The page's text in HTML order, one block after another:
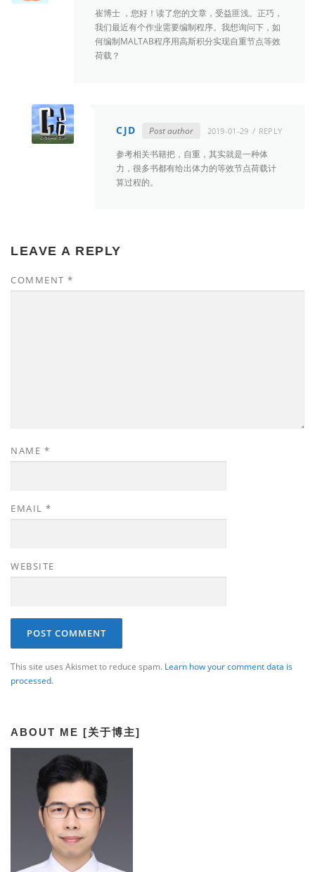
崔博士 ，您好！读了您的文章，受益匪浅。正巧，
我们最近有个作业需要编制程序。我想询问下，如
何编制MALTAB程序用高斯积分实现自重节点等效
荷载？
CJD Post author 2019-01-29 REPLY
参考相关书籍把，自重，其实就是一种体
力，很多书都有给出体力的等效节点荷载计
算过程的。
LEAVE A REPLY
COMMENT *
NAME *
EMAIL *
WEBSITE
This site uses Akismet to reduce spam. Learn how your comment data is
processed.
ABOUT ME [关于博主]